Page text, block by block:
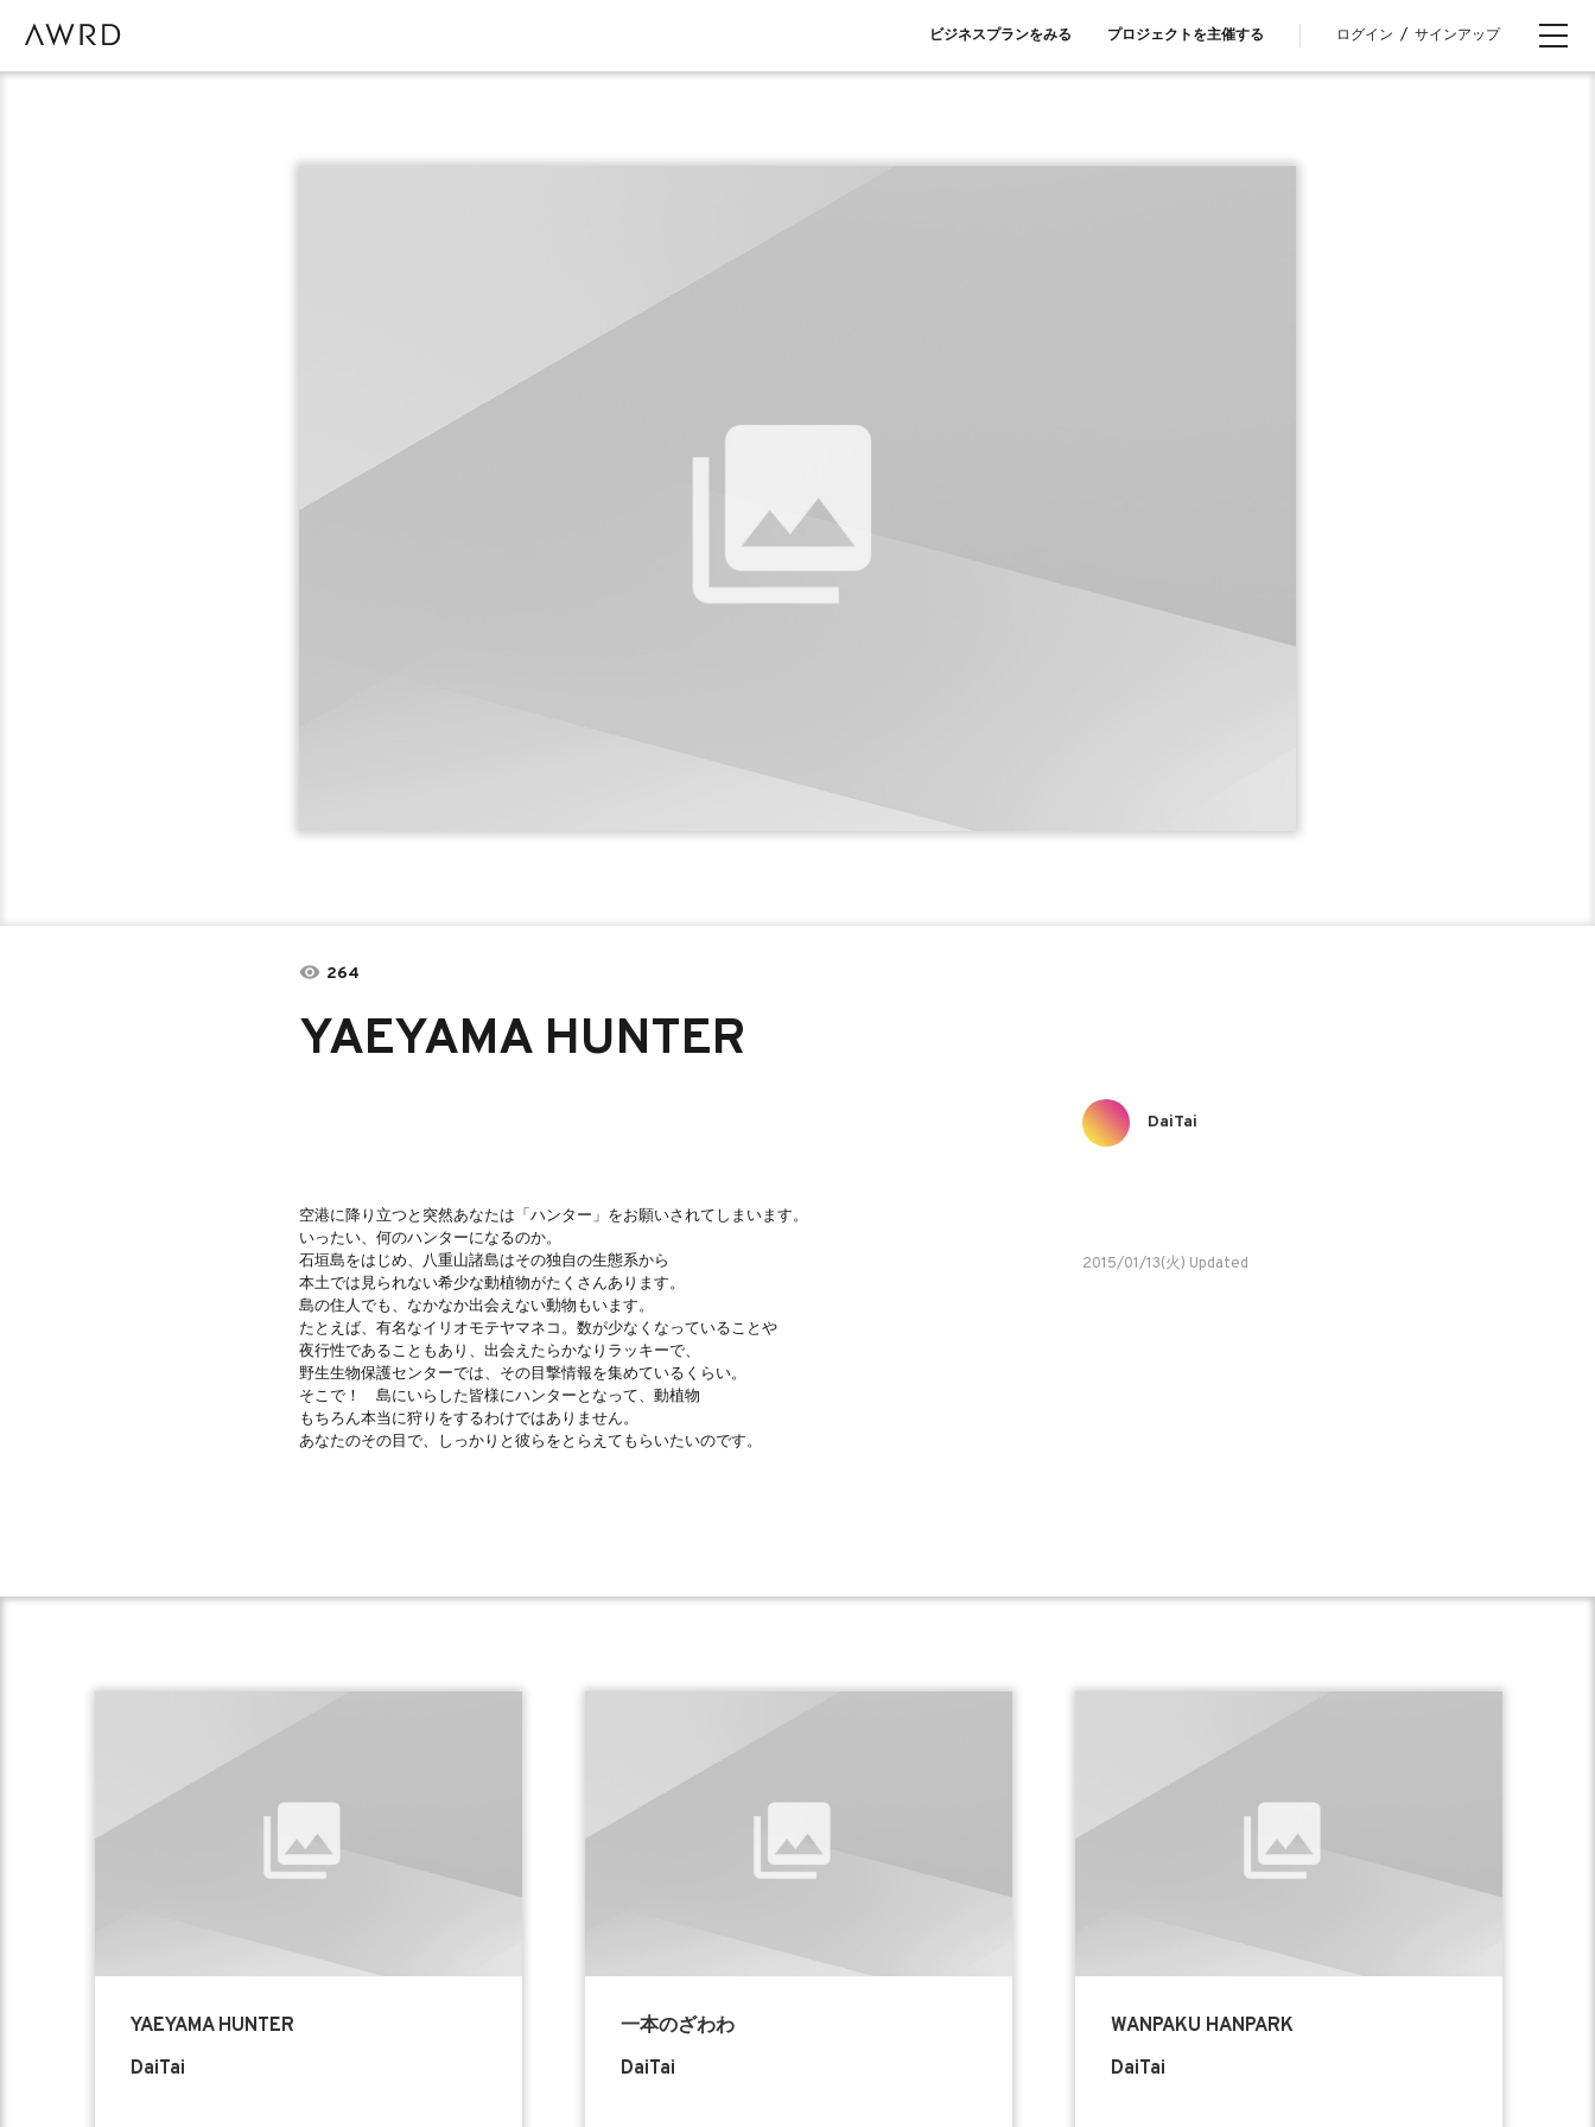
ビジネスプランをみる プロジェクトを主催する ログイン / サインアップ
264
YAEYAMA HUNTER
DaiTai
空港に降り立つと突然あなたは「ハンター」をお願いされてしまいます。
いったい、何のハンターになるのか。
石垣島をはじめ、八重山諸島はその独自の生態系から
本土では見られない希少な動植物がたくさんあります。
島の住人でも、なかなか出会えない動物もいます。
たとえば、有名なイリオモテヤマネコ。数が少なくなっていることや
夜行性であることもあり、出会えたらかなりラッキーで、
野生生物保護センターでは、その目撃情報を集めているくらい。
そこで！ 島にいらした皆様にハンターとなって、動植物
もちろん本当に狩りをするわけではありません。
あなたのその目で、しっかりと彼らをとらえてもらいたいのです。
2015/01/13(火) Updated
YAEYAMA HUNTER
DaiTai
一本のざわわ
DaiTai
WANPAKU HANPARK
DaiTai